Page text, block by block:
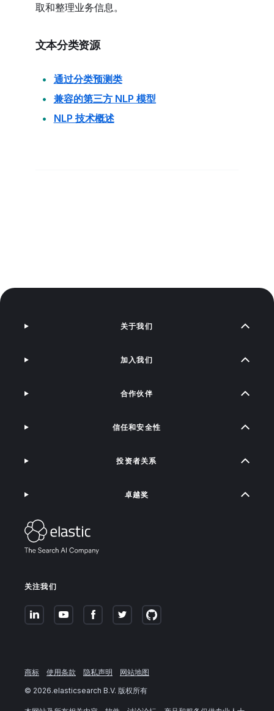
取和整理业务信息。
文本分类资源
通过分类预测类
兼容的第三方 NLP 模型
NLP 技术概述
关注我们
关于我们
加入我们
合作伙伴
信任和安全性
投资者关系
卓越奖
商标 使用条款 隐私声明
网站地图
© 2026.elasticsearch B.V. 版权所有